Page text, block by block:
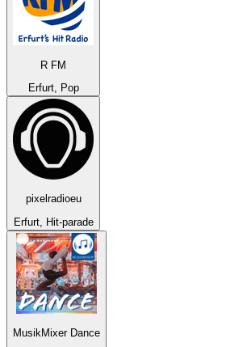
R FM
Erfurt, Pop
pixelradioeu
Erfurt, Hit-parade
MusikMixer Dance